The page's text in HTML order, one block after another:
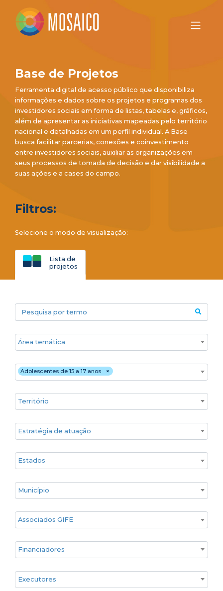
Base de Projetos
Ferramenta digital de acesso público que disponibiliza
informações e dados sobre os projetos e programas dos
investidores sociais em forma de listas, tabelas e, gráficos,
além de apresentar as iniciativas mapeadas pelo território
nacional e detalhadas em um perfil individual. A Base
busca facilitar parcerias, conexões e coinvestimento
entre investidores sociais, auxiliar as organizações em
seus processos de tomada de decisão e dar visibilidade a
suas ações e a cases do campo.
Filtros:
Selecione o modo de visualização:
Lista de
projetos
Pesquisa por termo
Áreas temáticas
Público ×
Adolescentes de 15 a 17 anos
Territórios
Estratégia de atuação
Estado
Cidade
Associados GIFE
Financiadores
Executores